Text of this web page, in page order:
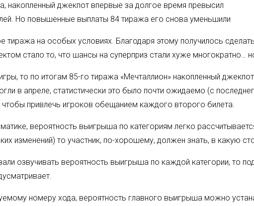
накопленный джекпот впервые за долгое время превысил
Но повышенные выплаты 84 тиража его снова уменьшили
тиража на особых условиях. Благодаря этому получилось
стало то, что шансы на суперприз стали хуже многократно…
то по итогам 85-го тиража «Мечталлион» накопленный
в апреле, статистически это было почти ожидаемо (с
привлечь игроков обещанием каждого второго билета.
вероятность выигрыша по категориям легко
изменений) то участник, по-хорошему, должен знать, в какую
озвучивать вероятность выигрыша по каждой категории, то
номеру хода, вероятность главного выигрыша можно